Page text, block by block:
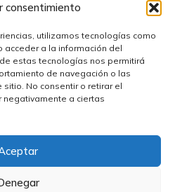
consentimiento
utilizamos tecnologías como
acceder a la información del
estas tecnologías nos permitirá
de navegación o las
No consentir o retirar el
a ciertas